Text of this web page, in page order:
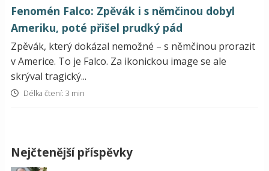
Fenomén Falco: Zpěvák i s němčinou dobyl
Ameriku, poté přišel prudký pád
Zpěvák, který dokázal nemožné – s němčinou prorazit
v Americe. To je Falco. Za ikonickou image se ale
skrýval tragický...
Délka čtení: 3 min
Nejčtenější příspěvky